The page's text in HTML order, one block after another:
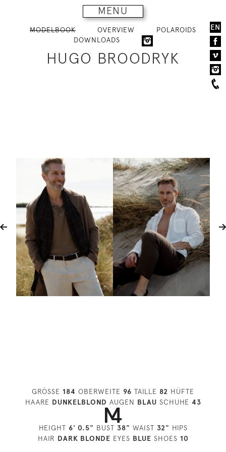
MENU
EN
MODELBOOK OVERVIEW
POLAROIDS
DOWNLOADS
HUGO BROODRYK
GRÖSSE 184 OBERWEITE 96 TAILLE 82 HÜFTE
HAARE DUNKELBLOND AUGEN BLAU SCHUHE 43
HEIGHT 6' 0.5" BUST 38" WAIST 32" HIPS
HAIR DARK BLONDE EYES BLUE SHOES 10